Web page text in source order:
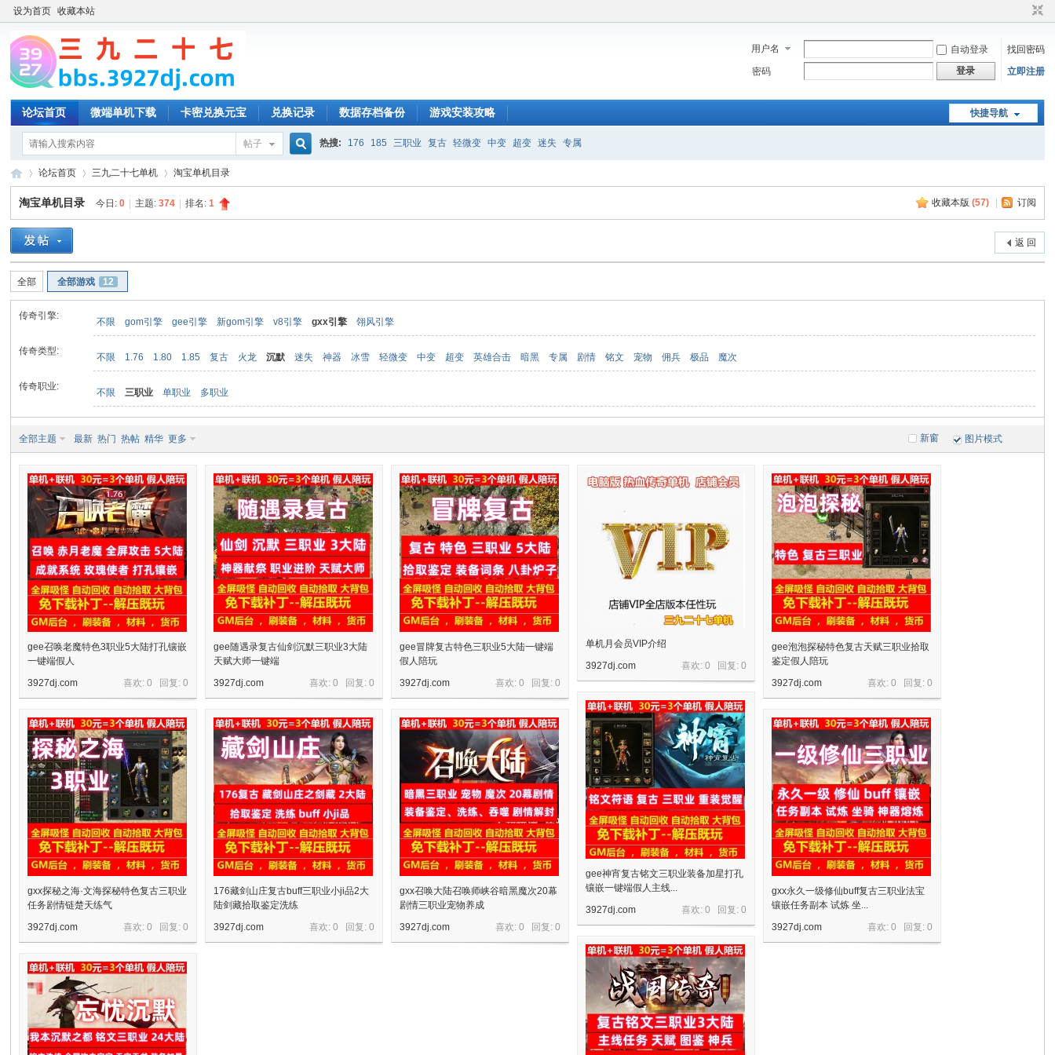
设为首页 收藏本站
用户名 自动登录
找回密码
密码
登录 立即注册
快捷导航
论坛首页 微端单机下载 卡密兑换元宝 兑换记录 数据存档备份 游戏安装攻略
帖子 热搜: 176 185 三职业 复古 轻微变 中变 超变 迷失 专属
»
论坛首页 三九二十七单机 淘宝单机目录
收藏本版 (57) 订阅
淘宝单机目录 今日:0 主题:374 排名:1
返 回
全部 全部游戏 12
传奇引擎:
不限 gom引擎 gee引擎 新gom引擎 v8引擎 gxx引擎 翎风引擎
传奇类型:
不限 1.76 1.80 1.85 复古 火龙 沉默 迷失 神器 冰雪 轻微变 中变 超变 英雄合击 暗黑 专属 剧情 铭文 宠物 佣兵 极品 魔次
传奇职业:
不限 三职业 单职业 多职业
新窗
全部主题 最新 热门 热帖 精华 更多 图片模式
gee召唤老魔特色3职业5大陆打孔镶嵌
一键端假人
喜欢: 0 回复:0
3927dj.com
gee随遇录复古仙剑沉默三职业3大陆
天赋大师一键端
喜欢: 0 回复:0
3927dj.com
gee冒牌复古特色三职业5大陆一键端
假人陪玩
喜欢: 0 回复:0
3927dj.com
单机月会员VIP介绍
喜欢: 0 回复:0
3927dj.com
gee泡泡探秘特色复古天赋三职业拾取
鉴定假人陪玩
喜欢: 0 回复:0
3927dj.com
gee神宵复古铭文三职业装备加星打孔
镶嵌一键端假人主线...
喜欢: 0 回复:0
3927dj.com
gxx探秘之海·文海探秘特色复古三职业
任务剧情链楚天练气
喜欢: 0 回复:0
3927dj.com
176藏剑山庄复古buff三职业小ji品2大
陆剑藏拾取鉴定洗练
喜欢: 0 回复:0
3927dj.com
gxx召唤大陆召唤师峡谷暗黑魔次20幕
剧情三职业宠物养成
喜欢: 0 回复:0
3927dj.com
gxx永久一级修仙buff复古三职业法宝
镶嵌任务副本 试炼 坐...
喜欢: 0 回复:0
3927dj.com